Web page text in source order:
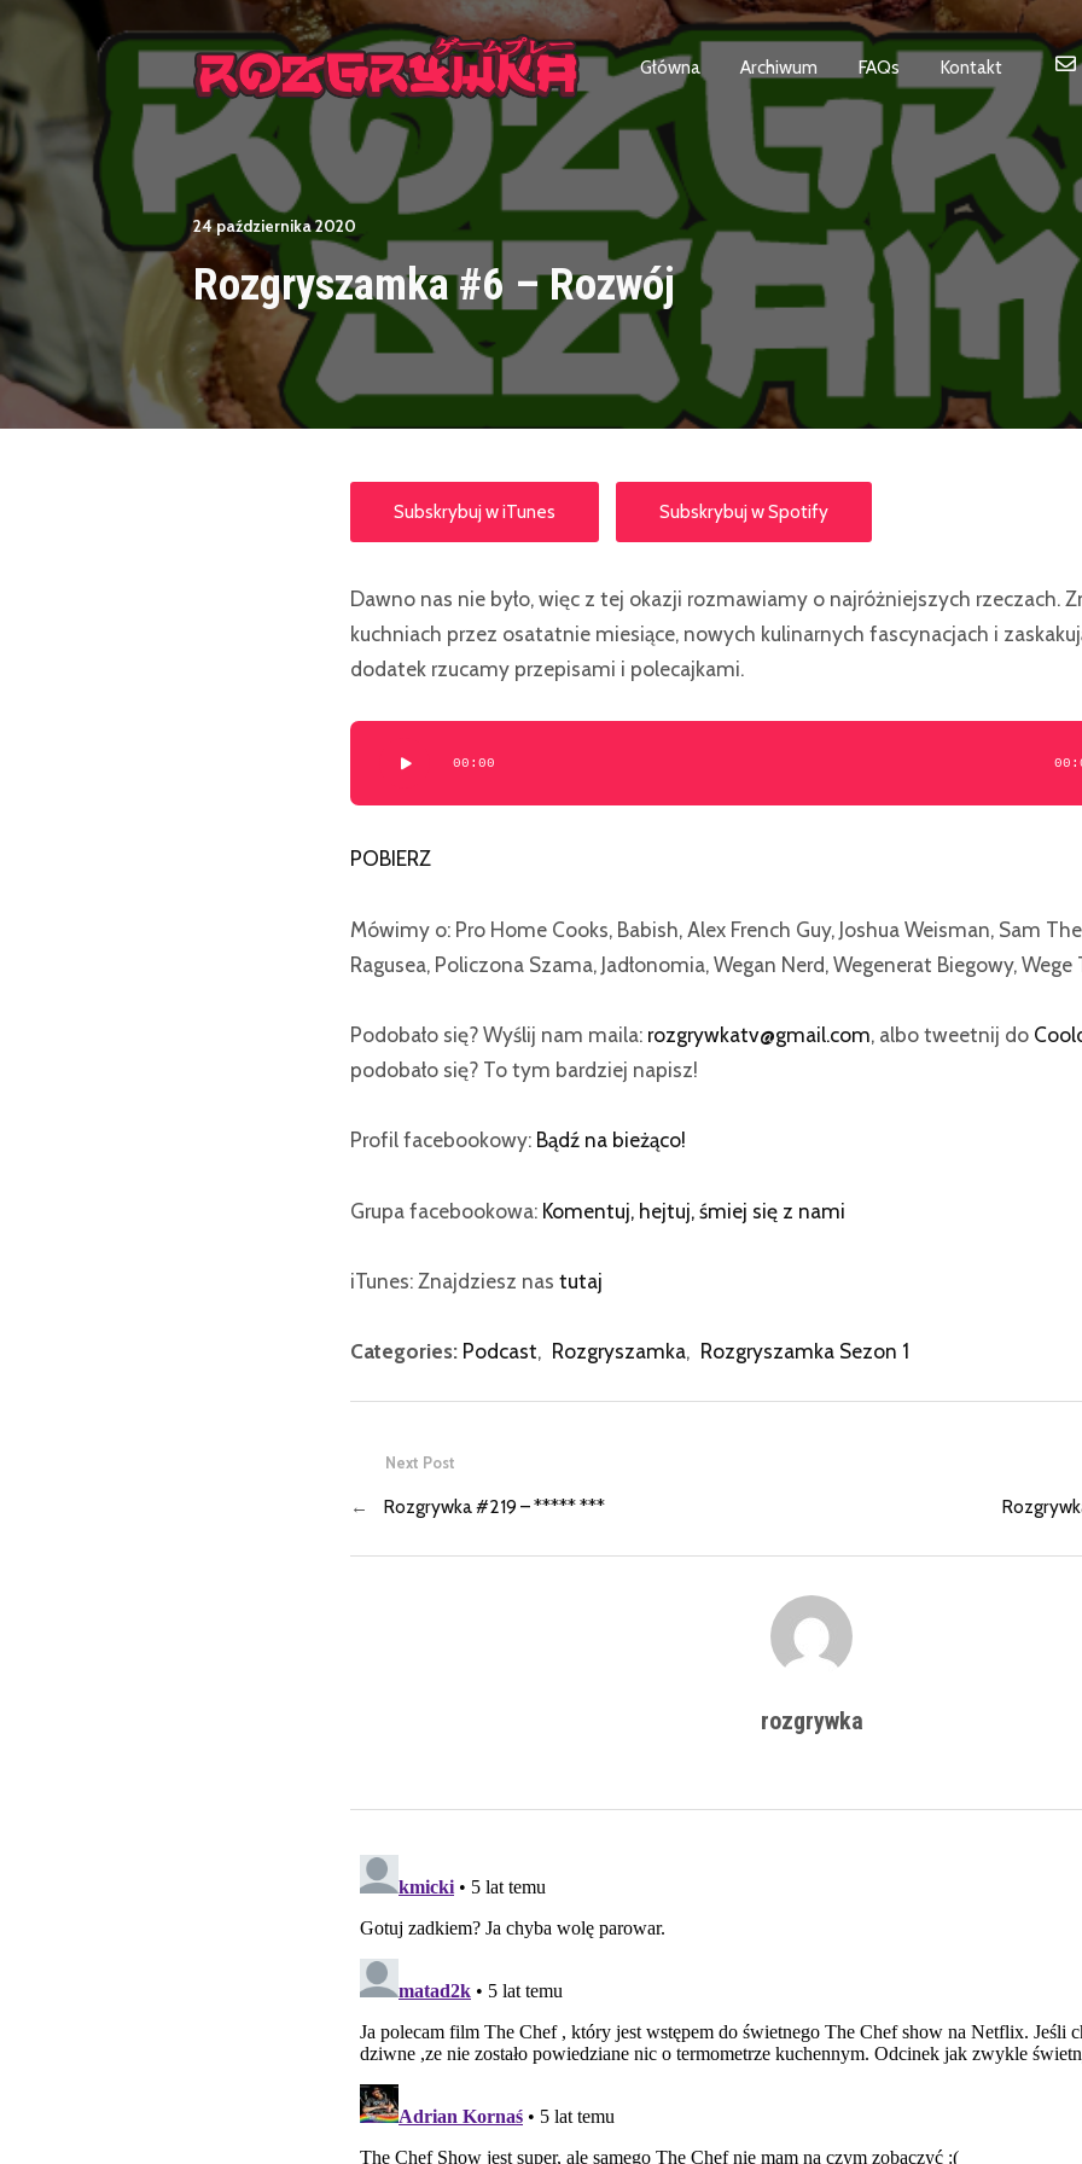
Główna Archiwum FAQs Kontakt
24 października 2020
Rozgryszamka #6 – Rozwój
Subskrybuj w iTunes Subskrybuj w Spotify
Dawno nas nie było, więc z tej okazji rozmawiamy o najróżniejszych rzeczach.
kuchniach przez osatatnie miesiące, nowych kulinarnych fascynacjach i
dodatek rzucamy przepisami i polecajkami.
Odtwarzacz
plików
dźwiękowych
00:00
POBIERZ
Mówimy o: Pro Home Cooks, Babish, Alex French Guy, Joshua Weisman, Sam
Ragusea, Policzona Szama, Jadłonomia, Wegan Nerd, Wegenerat Biegowy, Wege
Podobało się? Wyślij nam maila: rozgrywkatv@gmail.com, albo tweetnij do
podobało się? To tym bardziej napisz!
Profil facebookowy: Bądź na bieżąco!
Grupa facebookowa: Komentuj, hejtuj, śmiej się z nami
iTunes: Znajdziesz nas tutaj
Categories: Podcast, Rozgryszamka, Rozgryszamka Sezon 1
Next Post
← Rozgrywka #219 – ***** ***
rozgrywka